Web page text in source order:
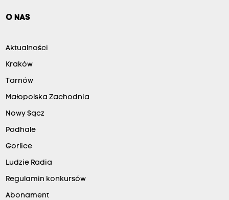
O NAS
Aktualności
Kraków
Tarnów
Małopolska Zachodnia
Nowy Sącz
Podhale
Gorlice
Ludzie Radia
Regulamin konkursów
Abonament